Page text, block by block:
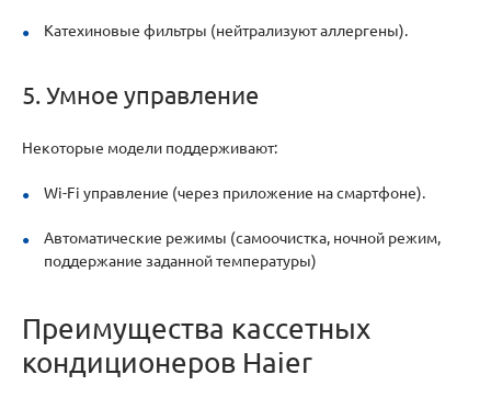
Катехиновые фильтры (нейтрализуют аллергены).
5. Умное управление
Некоторые модели поддерживают:
Wi-Fi управление (через приложение на смартфоне).
Автоматические режимы (самоочистка, ночной режим,
поддержание заданной температуры)
Преимущества кассетных
кондиционеров Haier